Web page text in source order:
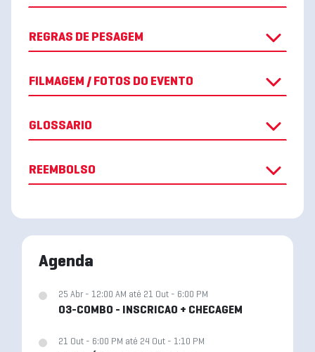
REGRAS DE PESAGEM
FILMAGEM / FOTOS DO EVENTO
GLOSSARIO
REEMBOLSO
Agenda
25 Abr - 12:00 AM até 21 Out - 6:00 PM
03-COMBO - INSCRICAO + CHECAGEM
21 Out - 6:00 PM até 24 Out - 1:10 PM